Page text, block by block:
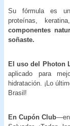
Su fórmula es
proteínas,
componentes
soñaste.
El uso del Photon
aplicado para
hidratación. ¡Lo
Brasil!
En Cupón Club